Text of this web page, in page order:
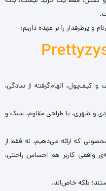
و پرطرفدار را بر عهده داریم:
کیف‌پول، الهام‌گرفته از سادگی،
و شهری، با طراحی مقاوم، سبک و
که ارائه می‌دهیم، نه فقط از
واقعی کاربر هم احساس راحتی،
بلکه خاص‌اند.